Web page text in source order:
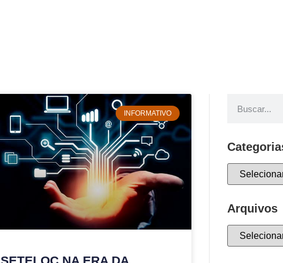
INFORMATIVO
SETELOC NA ERA DA
Arquivos